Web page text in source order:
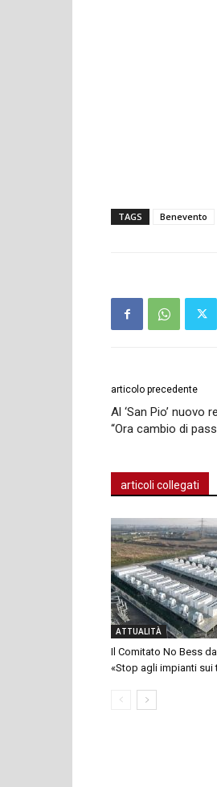
TAGS Benevento
articolo precedente
Al ‘San Pio’ nuovo
“Ora cambio di
articoli collegati
ATTUALITÀ
Il Comitato No Bess
«Stop agli impianti sui